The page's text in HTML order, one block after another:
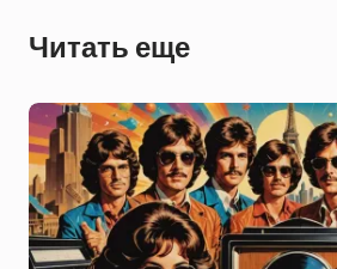
Читать еще